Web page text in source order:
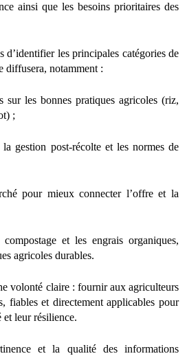
ainsi que les besoins prioritaires des
d’identifier les principales catégories de
diffusera, notamment :
sur les bonnes pratiques agricoles (riz,
;
gestion post-récolte et les normes de
pour mieux connecter l’offre et la
et les engrais organiques,
agricoles durables.
volonté claire : fournir aux agriculteurs
fiables et directement applicables pour
leur résilience.
et la qualité des informations